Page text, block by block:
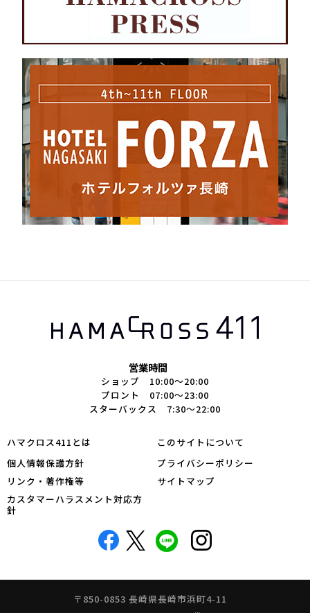
営業時間
ショップ 10:00～20:00
プロント 07:00～23:00
スターバックス 7:30～22:00
ハマクロス411とは
このサイトについて
個人情報保護方針
プライバシーポリシー
リンク・著作権等
サイトマップ
カスタマーハラスメント対応方
針
〒850-0853 長崎県長崎市浜町4-11